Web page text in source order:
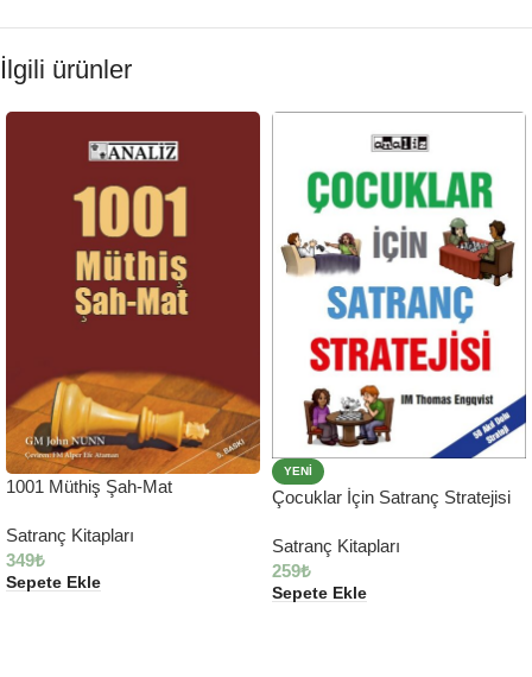
İlgili ürünler
1001 Müthiş Şah-Mat
Satranç Kitapları
349₺
Sepete Ekle
YENI
Çocuklar İçin Satranç Stratejisi
Satranç Kitapları
259₺
Sepete Ekle